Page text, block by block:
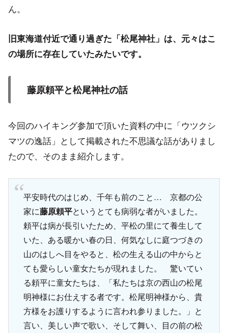
ん。
旧東海道付近で通り過ぎた「松尾神社」は、元々はこ
の場所に存在していたみたいです。
藤原頼平と松尾神社の話
今回のハイキング参加で頂いた資料の中に「ウツクシ
マツの逸話」として掲載された不思議な話がありまし
たので、そのまま紹介します。
平安時代のはじめ、千年も前のこと… 京都の公
家に藤原頼平というとても病弱な者がいました。
頼平は病が長引いたため、平松の里にて養生して
いた、ある暖かい春の日、何気なしに庭つづきの
山のはしへ目をやると、松の生える山の中からと
ても愛らしい童女たちが現れました。 驚いてい
る頼平に童女たちは、「私たちは京の西山の松尾
明神様にお仕えする者です。松尾明神様から、貴
方様をお護りするように言われ参りました。」と
言い、美しい声で歌い、そして舞い、目の前の松